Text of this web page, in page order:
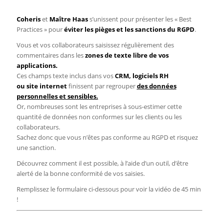
Coheriset Maître Haass’unissent pour présenter les « Best
Practices » pouréviter les pièges et les sanctions du RGPD.
Vous et vos collaborateurs saisissez régulièrement des
commentaires dans leszones de texte libre de vos
applications.
Ces champs texte inclus dans vosCRM, logiciels RH
ou site internetfinissent par regrouperdes données
personnelles et sensibles.
Or, nombreuses sont les entreprises à sous-estimer cette
quantité de données non conformes sur les clients ou les
collaborateurs.
Sachez donc que vous n’êtes pas conforme au RGPD et risquez
une sanction.
Découvrez comment il est possible, à l’aide d’un outil, d’être
alerté de la bonne conformité de vos saisies.
Remplissez le formulaire ci-dessous pour voir la vidéo de 45 min
!